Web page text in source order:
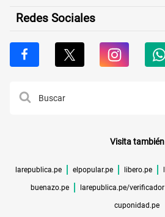
Redes Sociales
Visita también
larepublica.pe elpopular.pe libero.pe
buenazo.pe larepublica.pe/verificador
cuponidad.pe